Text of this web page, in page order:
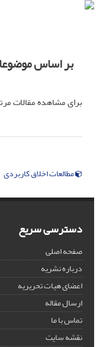
بر اساس
برای مشاهده مقالات
مطالعات اخلاق کاربردی
دسترسی سریع
صفحه اصلی
درباره نشریه
اعضای هیات تحریریه
ارسال مقاله
تماس با ما
نقشه سایت